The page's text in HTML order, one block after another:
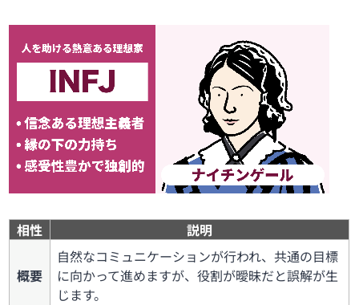
相性 説明
概要
自然なコミュニケーションが行われ、共通の目標
に向かって進めますが、役割が曖昧だと誤解が生
じます。